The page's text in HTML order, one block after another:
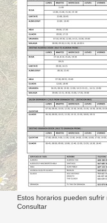
Estos horarios pueden sufrir
Consultar